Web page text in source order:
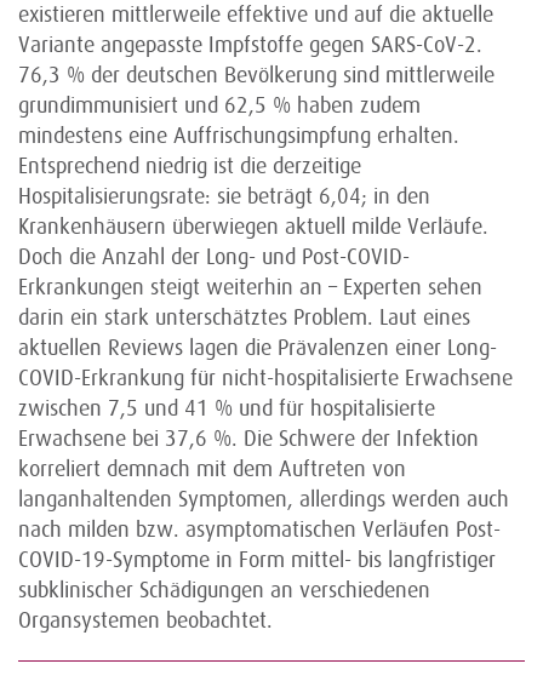
existieren mittlerweile effektive und auf die aktuelle
Variante angepasste Impfstoffe gegen SARS-CoV-2.
76,3 % der deutschen Bevölkerung sind mittlerweile
grundimmunisiert und 62,5 % haben zudem
mindestens eine Auffrischungsimpfung erhalten.
Entsprechend niedrig ist die derzeitige
Hospitalisierungsrate: sie beträgt 6,04; in den
Krankenhäusern überwiegen aktuell milde Verläufe.
Doch die Anzahl der Long- und Post-COVID-
Erkrankungen steigt weiterhin an – Experten sehen
darin ein stark unterschätztes Problem. Laut eines
aktuellen Reviews lagen die Prävalenzen einer Long-
COVID-Erkrankung für nicht-hospitalisierte Erwachsene
zwischen 7,5 und 41 % und für hospitalisierte
Erwachsene bei 37,6 %. Die Schwere der Infektion
korreliert demnach mit dem Auftreten von
langanhaltenden Symptomen, allerdings werden auch
nach milden bzw. asymptomatischen Verläufen Post-
COVID-19-Symptome in Form mittel- bis langfristiger
subklinischer Schädigungen an verschiedenen
Organsystemen beobachtet.